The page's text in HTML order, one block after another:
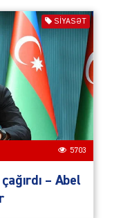
SIYASƏT
5703
– Abel